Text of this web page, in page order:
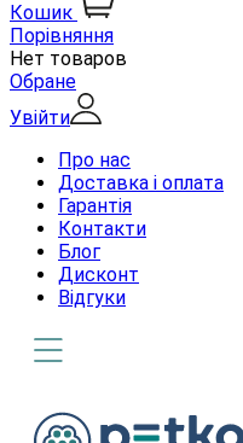
Кошик
Порівняння
Нет товаров
Обране
Увійти
Про нас
Доставка і оплата
Гарантія
Контакти
Блог
Дисконт
Відгуки